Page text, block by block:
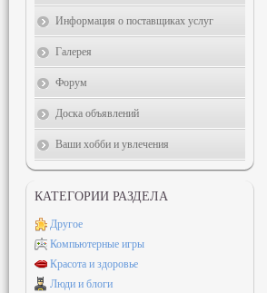
Информация о поставщиках услуг
Галерея
Форум
Доска объявлений
Ваши хобби и увлечения
КАТЕГОРИИ РАЗДЕЛА
Другое
Компьютерные игры
Красота и здоровье
Люди и блоги